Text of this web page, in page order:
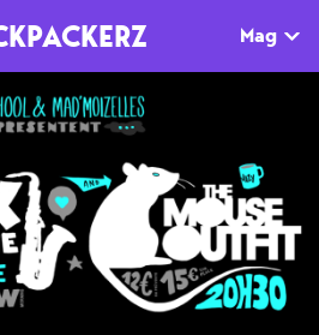
Mag
Dossiers
Tops
AGENDA
Paris
Festivals